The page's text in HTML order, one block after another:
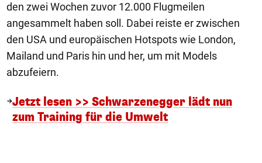
den zwei Wochen zuvor 12.000 Flugmeilen
angesammelt haben soll. Dabei reiste er zwischen
den USA und europäischen Hotspots wie London,
Mailand und Paris hin und her, um mit Models
abzufeiern.
Jetzt lesen >> Schwarzenegger lädt nun
zum Training für die Umwelt